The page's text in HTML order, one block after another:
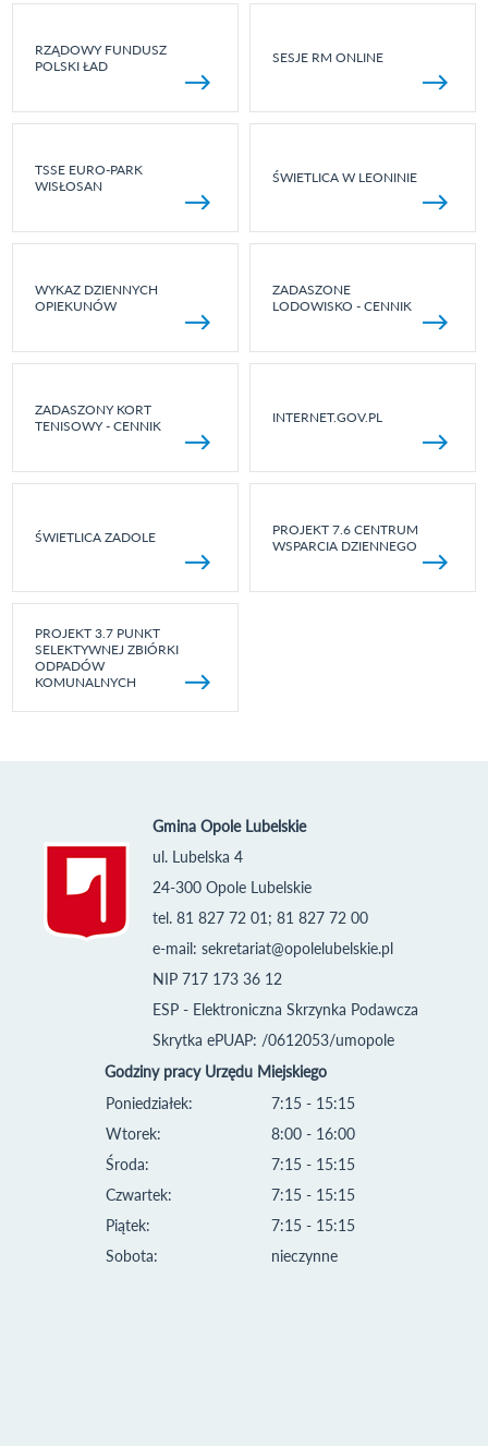
RZĄDOWY FUNDUSZ
POLSKI ŁAD
SESJE RM ONLINE
TSSE EURO-PARK
WISŁOSAN
ŚWIETLICA W LEONINIE
WYKAZ DZIENNYCH
OPIEKUNÓW
ZADASZONE
LODOWISKO - CENNIK
ZADASZONY KORT
TENISOWY - CENNIK
INTERNET.GOV.PL
ŚWIETLICA ZADOLE
PROJEKT 7.6 CENTRUM
WSPARCIA DZIENNEGO
PROJEKT 3.7 PUNKT
SELEKTYWNEJ ZBIÓRKI
ODPADÓW
KOMUNALNYCH
Gmina Opole Lubelskie
ul. Lubelska 4
24-300 Opole Lubelskie
tel. 81 827 72 01; 81 827 72 00
e-mail: sekretariat@opolelubelskie.pl
NIP 717 173 36 12
ESP - Elektroniczna Skrzynka Podawcza
Skrytka ePUAP: /0612053/umopole
Godziny pracy Urzędu Miejskiego
Poniedziałek:
Wtorek:
Środa:
Czwartek:
Piątek:
Sobota:
7:15 - 15:15
8:00 - 16:00
7:15 - 15:15
7:15 - 15:15
7:15 - 15:15
nieczynne